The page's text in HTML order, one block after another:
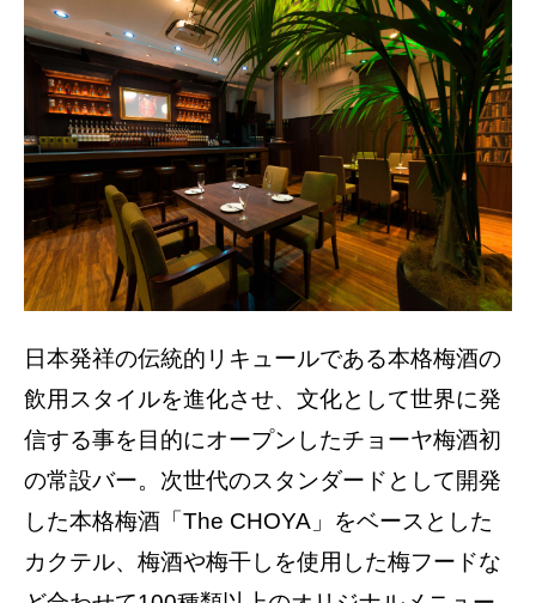
日本発祥の伝統的リキュールである本格梅酒の
飲用スタイルを進化させ、文化として世界に発
信する事を目的にオープンしたチョーヤ梅酒初
の常設バー。次世代のスタンダードとして開発
した本格梅酒「The CHOYA」をベースとした
カクテル、梅酒や梅干しを使用した梅フードな